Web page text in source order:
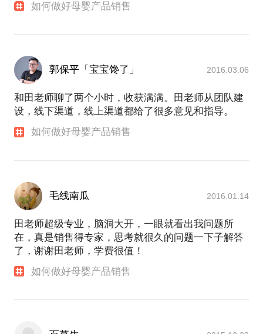
如何做好母婴产品销售
郭保平「宝宝馋了」 2016.03.06
和田老师聊了两个小时，收获满满。田老师从团队建
设，线下渠道，线上渠道都给了很多意见和指导。
如何做好母婴产品销售
毛线南瓜 2016.01.14
田老师超级专业，脑洞大开，一眼就看出我问题所
在，真是销售得专家，思考就很久的问题一下子解答
了，谢谢田老师，学费很值！
如何做好母婴产品销售